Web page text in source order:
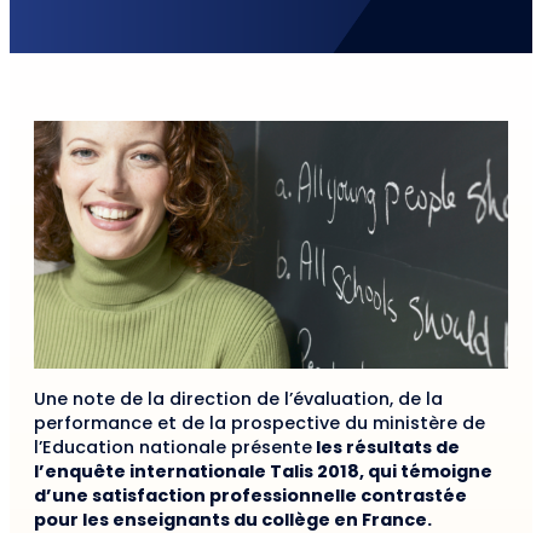
Une note de la direction de l’évaluation, de la
performance et de la prospective du ministère de
l’Education nationale présente les résultats de
l’enquête internationale Talis 2018, qui témoigne
d’une satisfaction professionnelle contrastée
pour les enseignants du collège en France.